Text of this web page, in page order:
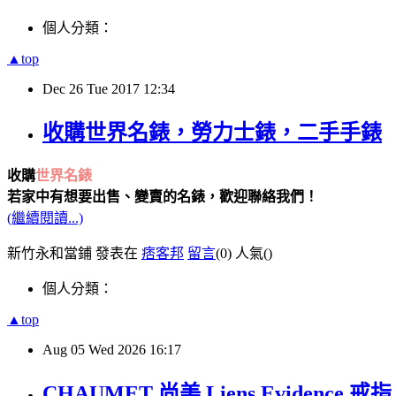
個人分類：
▲top
Dec 26 Tue 2017 12:34
收購世界名錶，勞力士錶，二手手錶
收購世界名錶
若家中有想要出售、變賣的名錶，歡迎聯絡我們！
(繼續閱讀...)
新竹永和當鋪 發表在 痞客邦 留言(0) 人氣()
個人分類：
▲top
Aug 05 Wed 2026 16:17